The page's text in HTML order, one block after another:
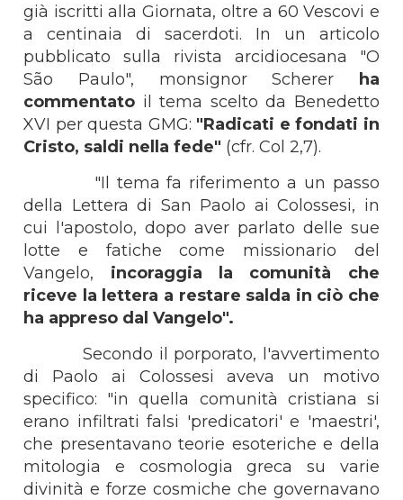
già iscritti alla Giornata, oltre a 60 Vescovi e
a centinaia di sacerdoti. In un articolo
pubblicato sulla rivista arcidiocesana "O
São Paulo", monsignor Scherer ha
commentato il tema scelto da Benedetto
XVI per questa GMG: "Radicati e fondati in
Cristo, saldi nella fede" (cfr. Col 2,7).
"Il tema fa riferimento a un passo
della Lettera di San Paolo ai Colossesi, in
cui l'apostolo, dopo aver parlato delle sue
lotte e fatiche come missionario del
Vangelo, incoraggia la comunità che
riceve la lettera a restare salda in ciò che
ha appreso dal Vangelo".
Secondo il porporato, l'avvertimento
di Paolo ai Colossesi aveva un motivo
specifico: "in quella comunità cristiana si
erano infiltrati falsi 'predicatori' e 'maestri',
che presentavano teorie esoteriche e della
mitologia e cosmologia greca su varie
divinità e forze cosmiche che governavano